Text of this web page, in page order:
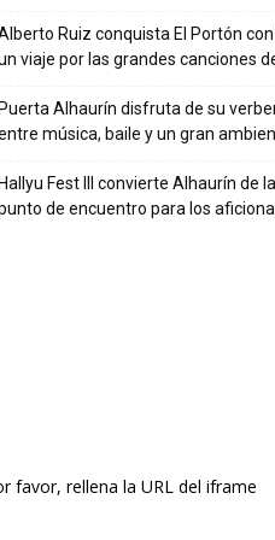
Ruiz conquista El Portón con
viaje por las grandes canciones
Alhaurín disfruta de su
música, baile y un gran
Fest III convierte Alhaurín de
de encuentro para los
favor, rellena la URL del iframe